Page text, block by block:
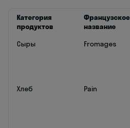
Категория
продуктов
Французское
название
Сыры
Fromages
Хлеб Pain